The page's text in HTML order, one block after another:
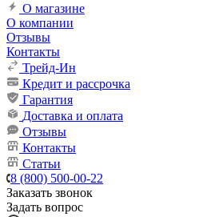
О магазине
О компании
Отзывы
Контакты
Трейд-Ин
Кредит и рассрочка
Гарантия
Доставка и оплата
Отзывы
Контакты
Статьи
8 (800) 500-00-22
Заказать звонок
Задать вопрос